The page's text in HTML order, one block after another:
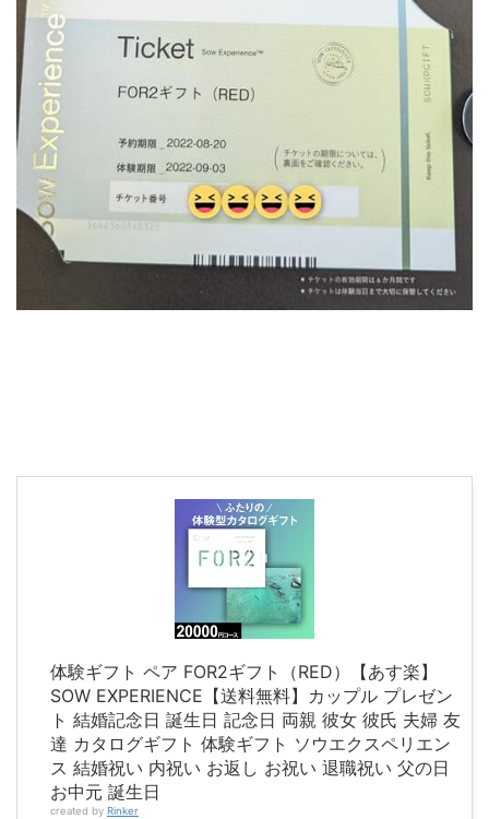
体験ギフト ペア FOR2ギフト（RED）【あす楽】
SOW EXPERIENCE【送料無料】カップル プレゼン
ト 結婚記念日 誕生日 記念日 両親 彼女 彼氏 夫婦 友
達 カタログギフト 体験ギフト ソウエクスペリエン
ス 結婚祝い 内祝い お返し お祝い 退職祝い 父の日
お中元 誕生日
created by Rinker